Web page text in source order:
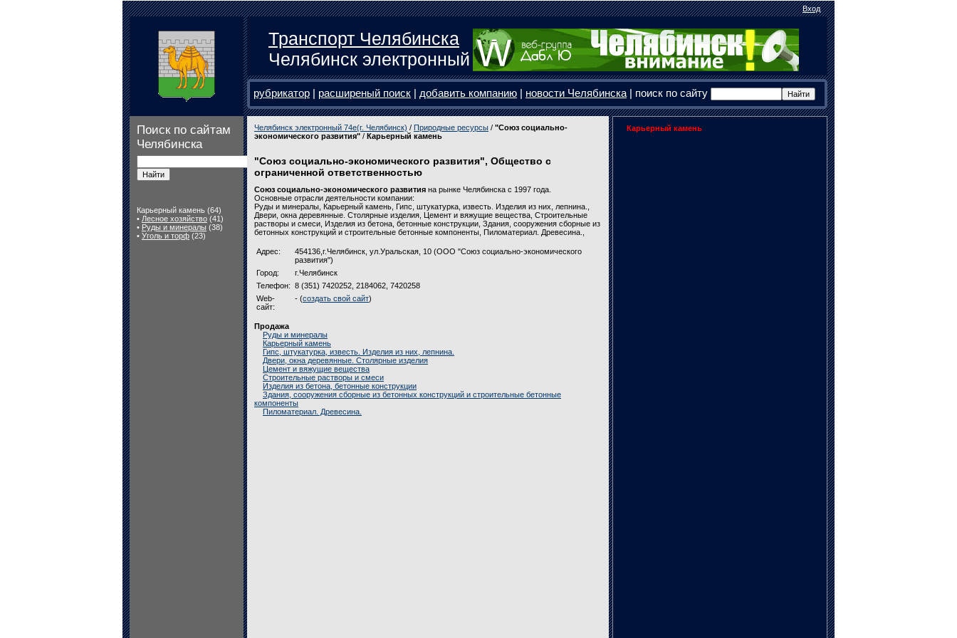
Вход
Транспорт Челябинска
Челябинск электронный
рубрикатор | расширеный поиск | добавить компанию | новости Челябинска | поиск по сайту
Поиск по сайтам
Челябинска
Карьерный камень (64)
• Лесное хозяйство (41)
• Руды и минералы (38)
• Уголь и торф (23)
Челябинск электронный 74e(г. Челябинск) / Природные ресурсы / "Союз социально-
экономического развития" / Карьерный камень
"Союз социально-экономического развития", Общество с
ограниченной ответственностью
Союз социально-экономического развития на рынке Челябинска с 1997 года.
Основные отрасли деятельности компании:
Руды и минералы, Карьерный камень, Гипс, штукатурка, известь. Изделия из них, лепнина.,
Двери, окна деревянные. Столярные изделия, Цемент и вяжущие вещества, Строительные
растворы и смеси, Изделия из бетона, бетонные конструкции, Здания, сооружения сборные из
бетонных конструкций и строительные бетонные компоненты, Пиломатериал. Древесина.,
Адрес:
454136,г.Челябинск, ул.Уральская, 10 (ООО "Союз социально-экономического
развития")
Город:
г.Челябинск
Телефон: 8 (351) 7420252, 2184062, 7420258
Web-
сайт:
- (создать свой сайт)
Продажа
Руды и минералы
Карьерный камень
Гипс, штукатурка, известь. Изделия из них, лепнина.
Двери, окна деревянные. Столярные изделия
Цемент и вяжущие вещества
Строительные растворы и смеси
Изделия из бетона, бетонные конструкции
Здания, сооружения сборные из бетонных конструкций и строительные бетонные
компоненты
Пиломатериал. Древесина.
Карьерный камень